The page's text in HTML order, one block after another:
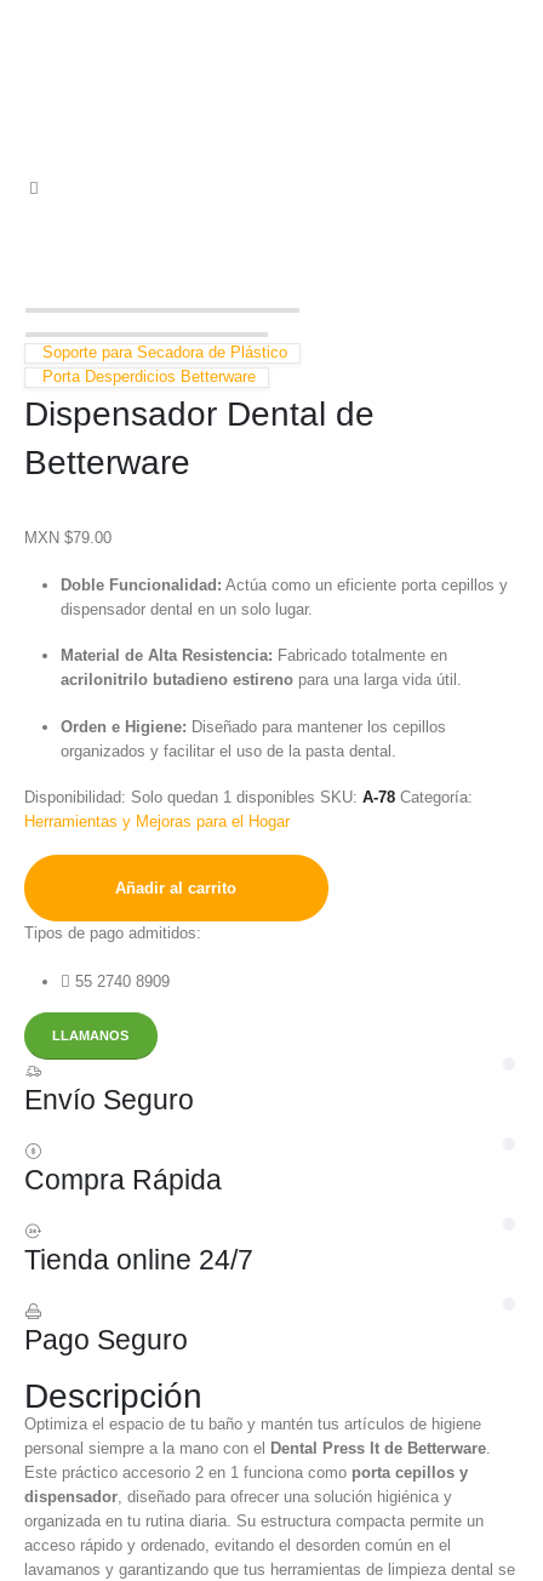
Soporte para Secadora de Plástico
Porta Desperdicios Betterware
Dispensador Dental de
Betterware
MXN $79.00
Doble Funcionalidad: Actúa como un eficiente porta cepillos y
dispensador dental en un solo lugar.
Material de Alta Resistencia: Fabricado totalmente en
acrilonitrilo butadieno estirenopara una larga vida útil.
Orden e Higiene: Diseñado para mantener los cepillos
organizados y facilitar el uso de la pasta dental.
Disponibilidad: Solo quedan 1 disponibles SKU: A-78 Categoría:
Herramientas y Mejoras para el Hogar
Añadir al carrito
Tipos de pago admitidos:
55 2740 8909
LLAMANOS
Envío Seguro
Compra Rápida
Tienda online 24/7
Pago Seguro
Descripción
Optimiza el espacio de tu baño y mantén tus artículos de higiene
personal siempre a la mano con el Dental Press It de Betterware.
Este práctico accesorio 2 en 1 funciona como porta cepillos y
dispensador, diseñado para ofrecer una solución higiénica y
organizada en tu rutina diaria. Su estructura compacta permite un
acceso rápido y ordenado, evitando el desorden común en el
lavamanos y garantizando que tus herramientas de limpieza dental se